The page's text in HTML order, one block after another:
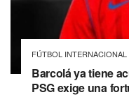
FÚTBOL INTERNACIONAL
Barcolá ya tiene
PSG exige una